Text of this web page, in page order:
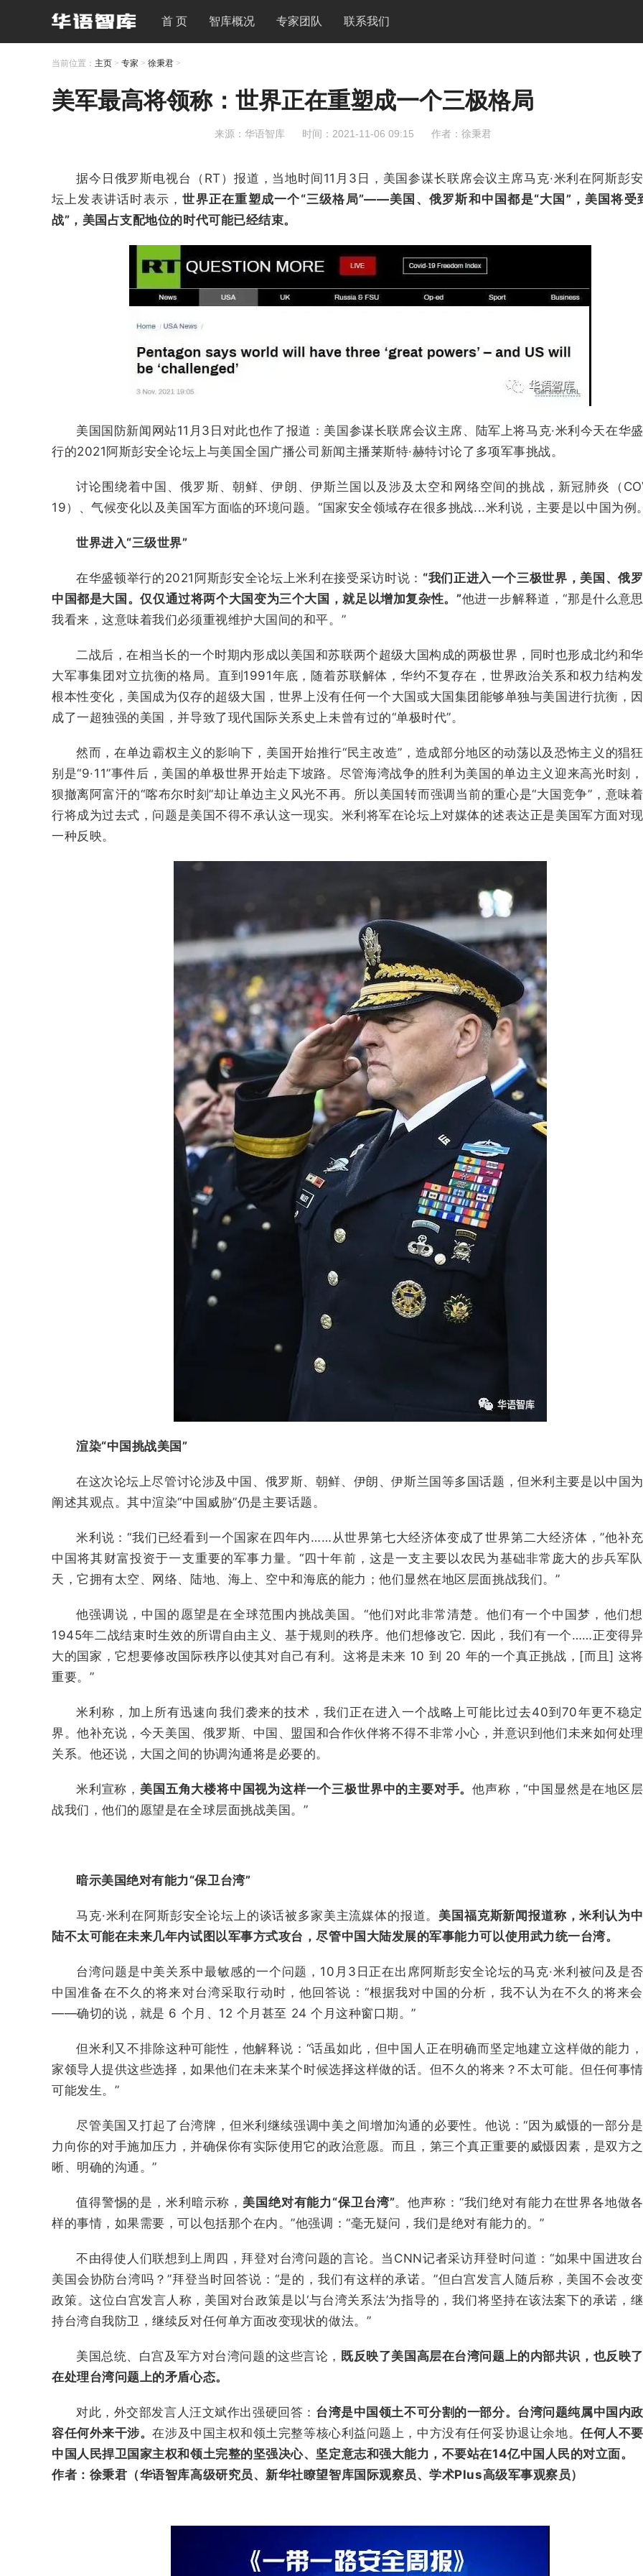
首 页 智库概况 专家团队 联系我们
当前位置： 主页 > 专家 > 徐秉君 >
美军最高将领称：世界正在重塑成一个三极格局
来源：华语智库 时间：2021-11-06 09:15 作者：徐秉君
据今日俄罗斯电视台（RT）报道，当地时间11月3日，美国参谋长联席会议主席马克·米利在阿斯彭
坛上发表讲话时表示，世界正在重塑成一个“三级格局”——美国、俄罗斯和中国都是“大国”，美国将受
战”，美国占支配地位的时代可能已经结束。
美国国防新闻网站11月3日对此也作了报道：美国参谋长联席会议主席、陆军上将马克·米利今天在华
行的2021阿斯彭安全论坛上与美国全国广播公司新闻主播莱斯特·赫特讨论了多项军事挑战。
讨论围绕着中国、俄罗斯、朝鲜、伊朗、伊斯兰国以及涉及太空和网络空间的挑战，新冠肺炎（
19）、气候变化以及美国军方面临的环境问题。“国家安全领域存在很多挑战...米利说，主要是以中国为例。
世界进入“三级世界”
在华盛顿举行的2021阿斯彭安全论坛上米利在接受采访时说： “我们正进入一个三极世界，美国、俄
中国都是大国。仅仅通过将两个大国变为三个大国，就足以增加复杂性。”他进一步解释道，“那是什么意
我看来，这意味着我们必须重视维护大国间的和平。”
二战后，在相当长的一个时期内形成以美国和苏联两个超级大国构成的两极世界，同时也形成北约和
大军事集团对立抗衡的格局。直到1991年底，随着苏联解体，华约不复存在，世界政治关系和权力结构
根本性变化，美国成为仅存的超级大国，世界上没有任何一个大国或大国集团能够单独与美国进行抗衡，
成了一超独强的美国，并导致了现代国际关系史上未曾有过的“单极时代”。
然而，在单边霸权主义的影响下，美国开始推行“民主改造”，造成部分地区的动荡以及恐怖主义的猖
别是“9·11”事件后，美国的单极世界开始走下坡路。尽管海湾战争的胜利为美国的单边主义迎来高光时刻
狈撤离阿富汗的“喀布尔时刻”却让单边主义风光不再。所以美国转而强调当前的重心是“大国竞争”，意味
行将成为过去式，问题是美国不得不承认这一现实。米利将军在论坛上对媒体的述表达正是美国军方面对
一种反映。
渲染“中国挑战美国”
在这次论坛上尽管讨论涉及中国、俄罗斯、朝鲜、伊朗、伊斯兰国等多国话题，但米利主要是以中国
阐述其观点。其中渲染“中国威胁”仍是主要话题。
米利说：“我们已经看到一个国家在四年内……从世界第七大经济体变成了世界第二大经济体，”他补充
中国将其财富投资于一支重要的军事力量。“四十年前，这是一支主要以农民为基础非常庞大的步兵军
天，它拥有太空、网络、陆地、海上、空中和海底的能力；他们显然在地区层面挑战我们。”
他强调说，中国的愿望是在全球范围内挑战美国。“他们对此非常清楚。他们有一个中国梦，他们
1945年二战结束时生效的所谓自由主义、基于规则的秩序。他们想修改它. 因此，我们有一个……正变得
大的国家，它想要修改国际秩序以使其对自己有利。这将是未来 10 到 20 年的一个真正挑战，[而且] 这
重要。”
米利称，加上所有迅速向我们袭来的技术，我们正在进入一个战略上可能比过去40到70年更不稳
界。他补充说，今天美国、俄罗斯、中国、盟国和合作伙伴将不得不非常小心，并意识到他们未来如何处
关系。他还说，大国之间的协调沟通将是必要的。
米利宣称， 美国五角大楼将中国视为这样一个三极世界中的主要对手。他声称，“中国显然是在地区
战我们，他们的愿望是在全球层面挑战美国。”
暗示美国绝对有能力“保卫台湾”
马克·米利在阿斯彭安全论坛上的谈话被多家美主流媒体的报道。 美国福克斯新闻报道称，米利认为
陆不太可能在未来几年内试图以军事方式攻台，尽管中国大陆发展的军事能力可以使用武力统一台湾。
台湾问题是中美关系中最敏感的一个问题，10月3日正在出席阿斯彭安全论坛的马克·米利被问及是
中国准备在不久的将来对台湾采取行动时，他回答说：“根据我对中国的分析，我不认为在不久的将来
——确切的说，就是 6 个月、12 个月甚至 24 个月这种窗口期。”
但米利又不排除这种可能性，他解释说：“话虽如此，但中国人正在明确而坚定地建立这样做的能力
家领导人提供这些选择，如果他们在未来某个时候选择这样做的话。但不久的将来？不太可能。但任何事
可能发生。”
尽管美国又打起了台湾牌，但米利继续强调中美之间增加沟通的必要性。他说：“因为威慑的一部分
力向你的对手施加压力，并确保你有实际使用它的政治意愿。而且，第三个真正重要的威慑因素，是双方
晰、明确的沟通。”
值得警惕的是，米利暗示称， 美国绝对有能力“保卫台湾”。他声称：“我们绝对有能力在世界各地做
样的事情，如果需要，可以包括那个在内。”他强调：“毫无疑问，我们是绝对有能力的。”
不由得使人们联想到上周四，拜登对台湾问题的言论。当CNN记者采访拜登时问道：“如果中国进攻台
美国会协防台湾吗？”拜登当时回答说：“是的，我们有这样的承诺。”但白宫发言人随后称，美国不会改
政策。这位白宫发言人称，美国对台政策是以‘与台湾关系法’为指导的，我们将坚持在该法案下的承诺，
持台湾自我防卫，继续反对任何单方面改变现状的做法。”
美国总统、白宫及军方对台湾问题的这些言论， 既反映了美国高层在台湾问题上的内部共识，也反映
在处理台湾问题上的矛盾心态。
对此，外交部发言人汪文斌作出强硬回答： 台湾是中国领土不可分割的一部分。台湾问题纯属中国内
容任何外来干涉。在涉及中国主权和领土完整等核心利益问题上，中方没有任何妥协退让余地。任何人不
中国人民捍卫国家主权和领土完整的坚强决心、坚定意志和强大能力，不要站在14亿中国人民的对立面。
作者：徐秉君（华语智库高级研究员、新华社瞭望智库国际观察员、学术Plus高级军事观察员）